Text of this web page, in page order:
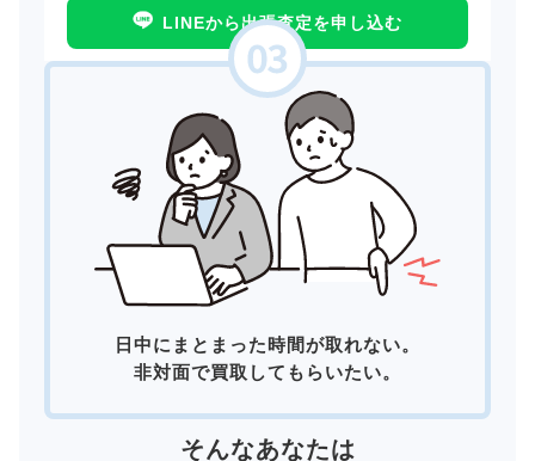
LINEから出張査定を申し込む
日中にまとまった時間が取れない。
非対面で買取してもらいたい。
そんなあなたは